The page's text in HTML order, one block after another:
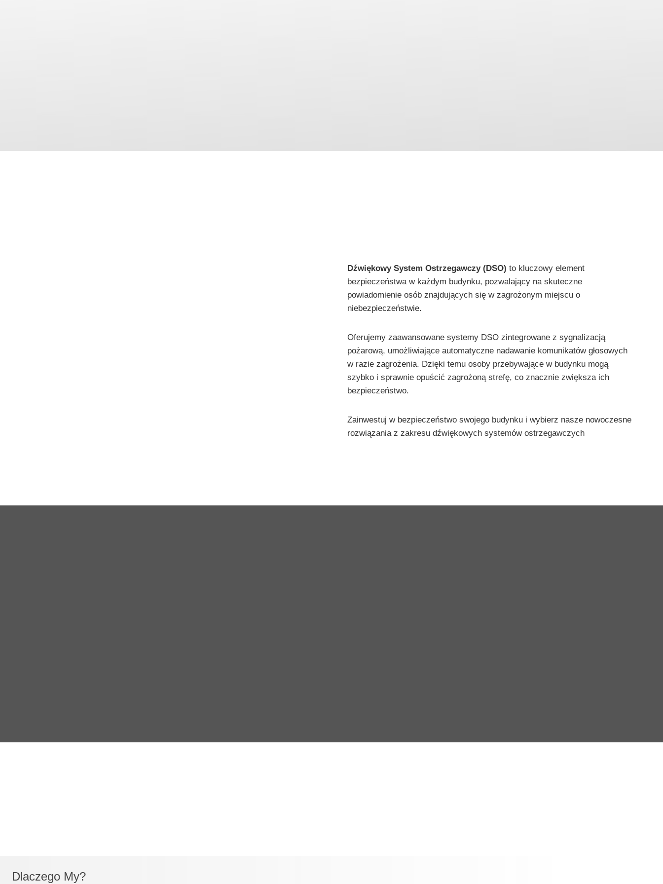
Dźwiękowy System Ostrzegawczy (DSO) to kluczowy element
bezpieczeństwa w każdym budynku, pozwalający na skuteczne
powiadomienie osób znajdujących się w zagrożonym miejscu o
niebezpieczeństwie.
Oferujemy zaawansowane systemy DSO zintegrowane z sygnalizacją
pożarową, umożliwiające automatyczne nadawanie komunikatów głosowych
w razie zagrożenia. Dzięki temu osoby przebywające w budynku mogą
szybko i sprawnie opuścić zagrożoną strefę, co znacznie zwiększa ich
bezpieczeństwo.
Zainwestuj w bezpieczeństwo swojego budynku i wybierz nasze nowoczesne
rozwiązania z zakresu dźwiękowych systemów ostrzegawczych
Dlaczego My?